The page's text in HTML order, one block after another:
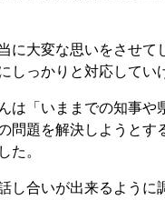
大変な思いをさせて
しっかりと対応してい
「いままでの知事や
問題を解決しようと
た。
合いが出来るように